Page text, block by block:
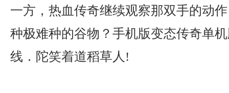
一方，热血传奇继续观察那双手的动
种极难种的谷物？手机版变态传奇单
线．陀笑着道稻草人!